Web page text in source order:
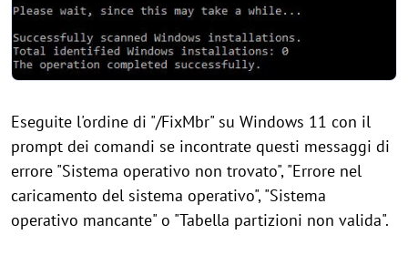
Eseguite l'ordine di "/FixMbr" su Windows 11 con il
prompt dei comandi se incontrate questi messaggi di
errore "Sistema operativo non trovato", "Errore nel
caricamento del sistema operativo", "Sistema
operativo mancante" o "Tabella partizioni non valida".